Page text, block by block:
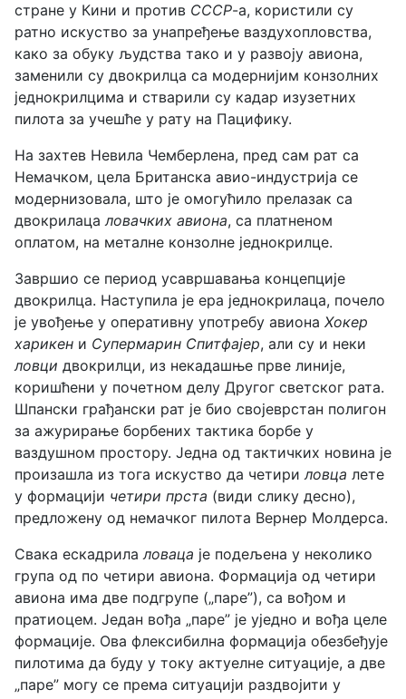
стране у Кини и против СССР-а, користили су
ратно искуство за унапређење ваздухопловства,
како за обуку људства тако и у развоју авиона,
заменили су двокрилца са модернијим конзолних
једнокрилцима и стварили су кадар изузетних
пилота за учешће у рату на Пацифику.
На захтев Невила Чемберлена, пред сам рат са
Немачком, цела Британска авио-индустрија се
модернизовала, што је омогућило прелазак са
двокрилацаловачких авиона, са платненом
оплатом, на металне конзолне једнокрилце.
Завршио се период усавршавања концепције
двокрилца. Наступила је ера једнокрилаца, почело
је увођење у оперативну употребу авиона Хокер
харикен и Супермарин Спитфајер, али су и неки
ловци двокрилци, из некадашње прве линије,
коришћени у почетном делу Другог светског рата.
Шпански грађански рат је био својеврстан полигон
за ажурирање борбених тактика борбе у
ваздушном простору. Једна од тактичких новина је
произашла из тога искуство да четириловца лете
у формацији четири прста (види слику десно),
предложену од немачког пилота Вернер Молдерса.
Свака ескадрилаловаца је подељена у неколико
група од по четири авиона. Формација од четири
авиона има две подгрупе („паре”), са вођом и
пратиоцем. Један вођа „паре” је уједно и вођа целе
формације. Ова флексибилна формација обезбеђује
пилотима да буду у току актуелне ситуације, а две
„паре” могу се према ситуацији раздвојити у